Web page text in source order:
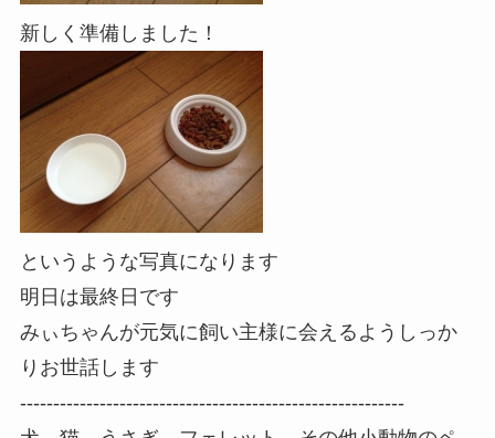
新しく準備しました！
というような写真になります
明日は最終日です
みぃちゃんが元気に飼い主様に会えるようしっか
りお世話します
----------------------------------------------------------